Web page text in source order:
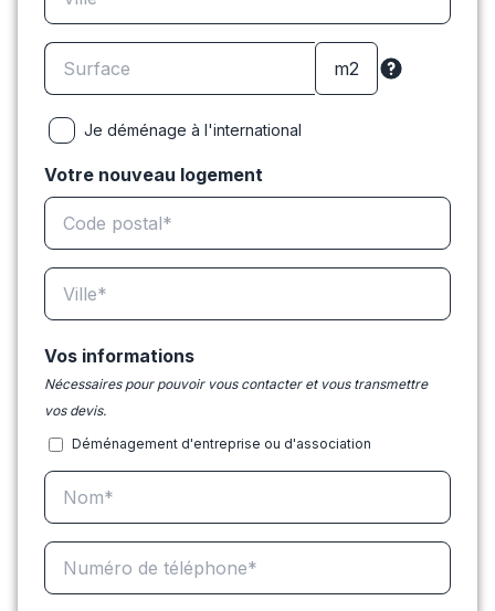
Je déménage à l'international
Votre nouveau logement
Vos informations
Nécessaires pour pouvoir vous contacter et vous transmettre
vos devis.
Déménagement d'entreprise ou d'association